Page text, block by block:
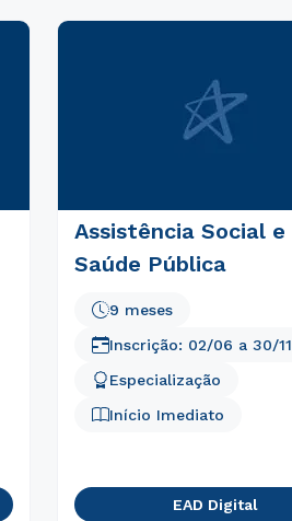
Assistência Social e
Saúde Pública
Especialização
9 meses
Início Imediato
Inscrição: 02/06 a 30/11
EAD Digital